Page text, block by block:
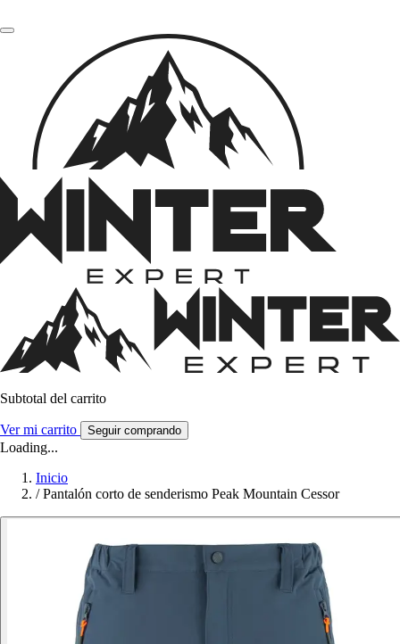
Subtotal del carrito
Ver mi carrito Seguir comprando
Loading...
Inicio
/ Pantalón corto de senderismo Peak Mountain Cessor